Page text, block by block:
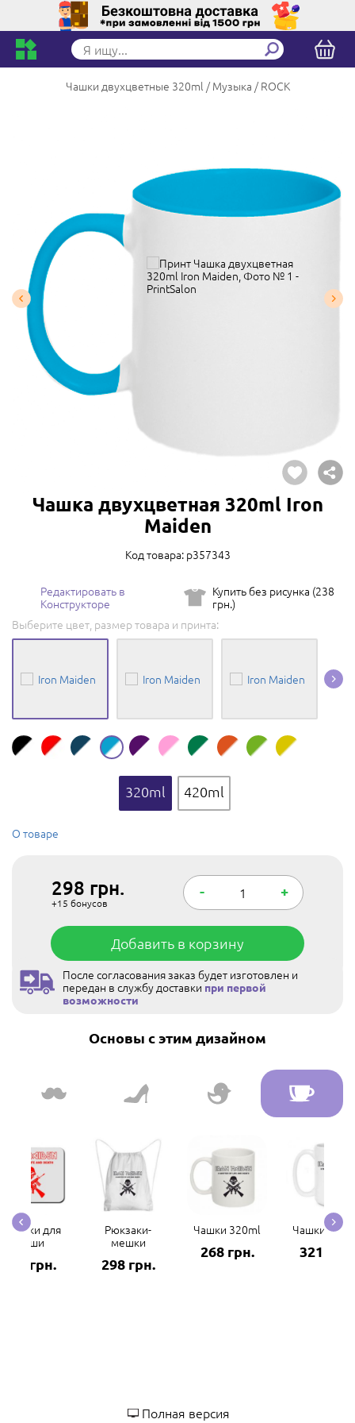
Чашки двухцветные 320ml Музыка ROCK
Чашка двухцветная 320ml Iron
Maiden
Код товара: p357343
Редактировать в
Конструкторе
Купить без рисунка (238
грн.)
Выберите цвет, размер товара и принта:
320ml 420ml
О товаре
298 грн.
+15 бонусов
- +
Добавить в корзину
После согласования заказ будет изготовлен и
передан в службу доставки при первой
возможности
Основы с этим дизайном
для
мыши
282 грн.
Рюкзаки-
мешки
298 грн.
Чашки 320ml
268 грн.
Чашки
321 грн.
Полная версия